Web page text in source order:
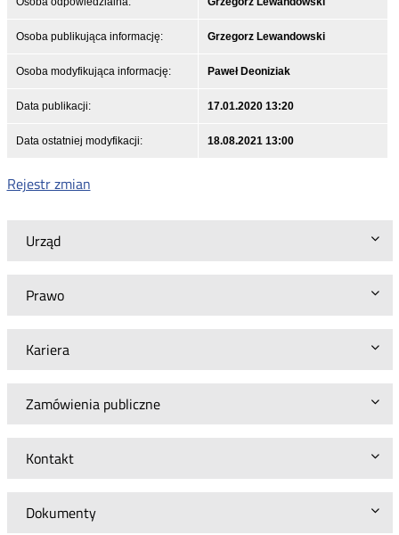
Urząd
Prawo
Kariera
Zamówienia publiczne
Kontakt
Dokumenty
Osoba publikująca informację: Grzegorz Lewandowski
Osoba modyfikująca informację: Paweł Deoniziak
Data publikacji: 17.01.2020 13:20
Data ostatniej modyfikacji: 18.08.2021 13:00
Rejestr zmian